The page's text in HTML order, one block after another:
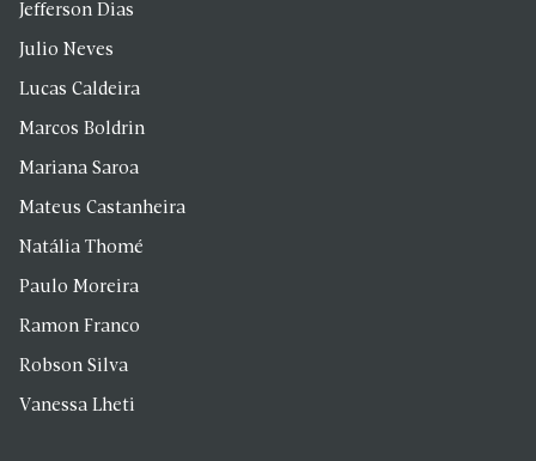
Jefferson Dias
Julio Neves
Lucas Caldeira
Marcos Boldrin
Mariana Saroa
Mateus Castanheira
Natália Thomé
Paulo Moreira
Ramon Franco
Robson Silva
Vanessa Lheti